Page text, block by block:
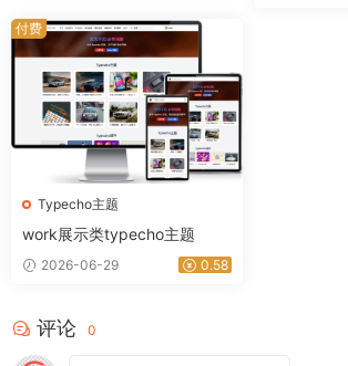
Typecho主题
work展示类typecho主题
2026-06-29 0.58
付费
评论 0